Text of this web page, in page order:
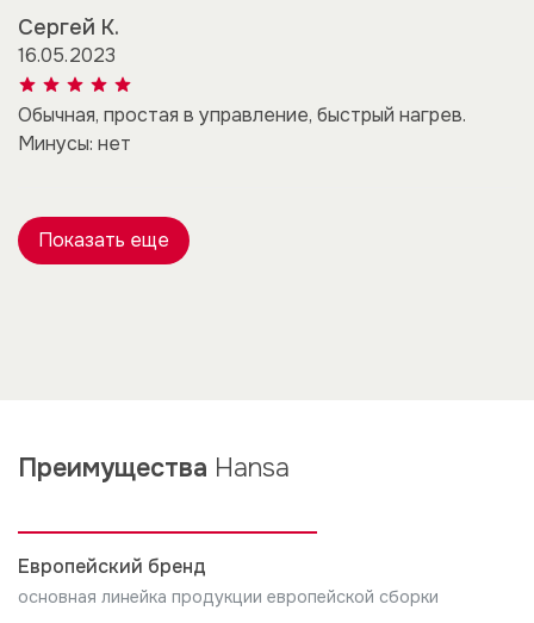
Сергей К.
16.05.2023
Обычная, простая в управление, быстрый нагрев.
Минусы: нет
Показать еще
Преимущества Hansa
Европейский бренд
основная линейка продукции европейской сборки